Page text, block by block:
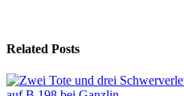
Related Posts